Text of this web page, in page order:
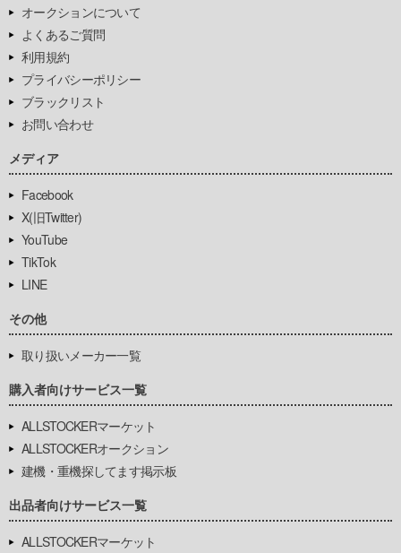
オークションについて
よくあるご質問
利用規約
プライバシーポリシー
ブラックリスト
お問い合わせ
メディア
Facebook
X(旧Twitter)
YouTube
TikTok
LINE
その他
取り扱いメーカー一覧
購入者向けサービス一覧
ALLSTOCKERマーケット
ALLSTOCKERオークション
建機・重機探してます掲示板
出品者向けサービス一覧
ALLSTOCKERマーケット